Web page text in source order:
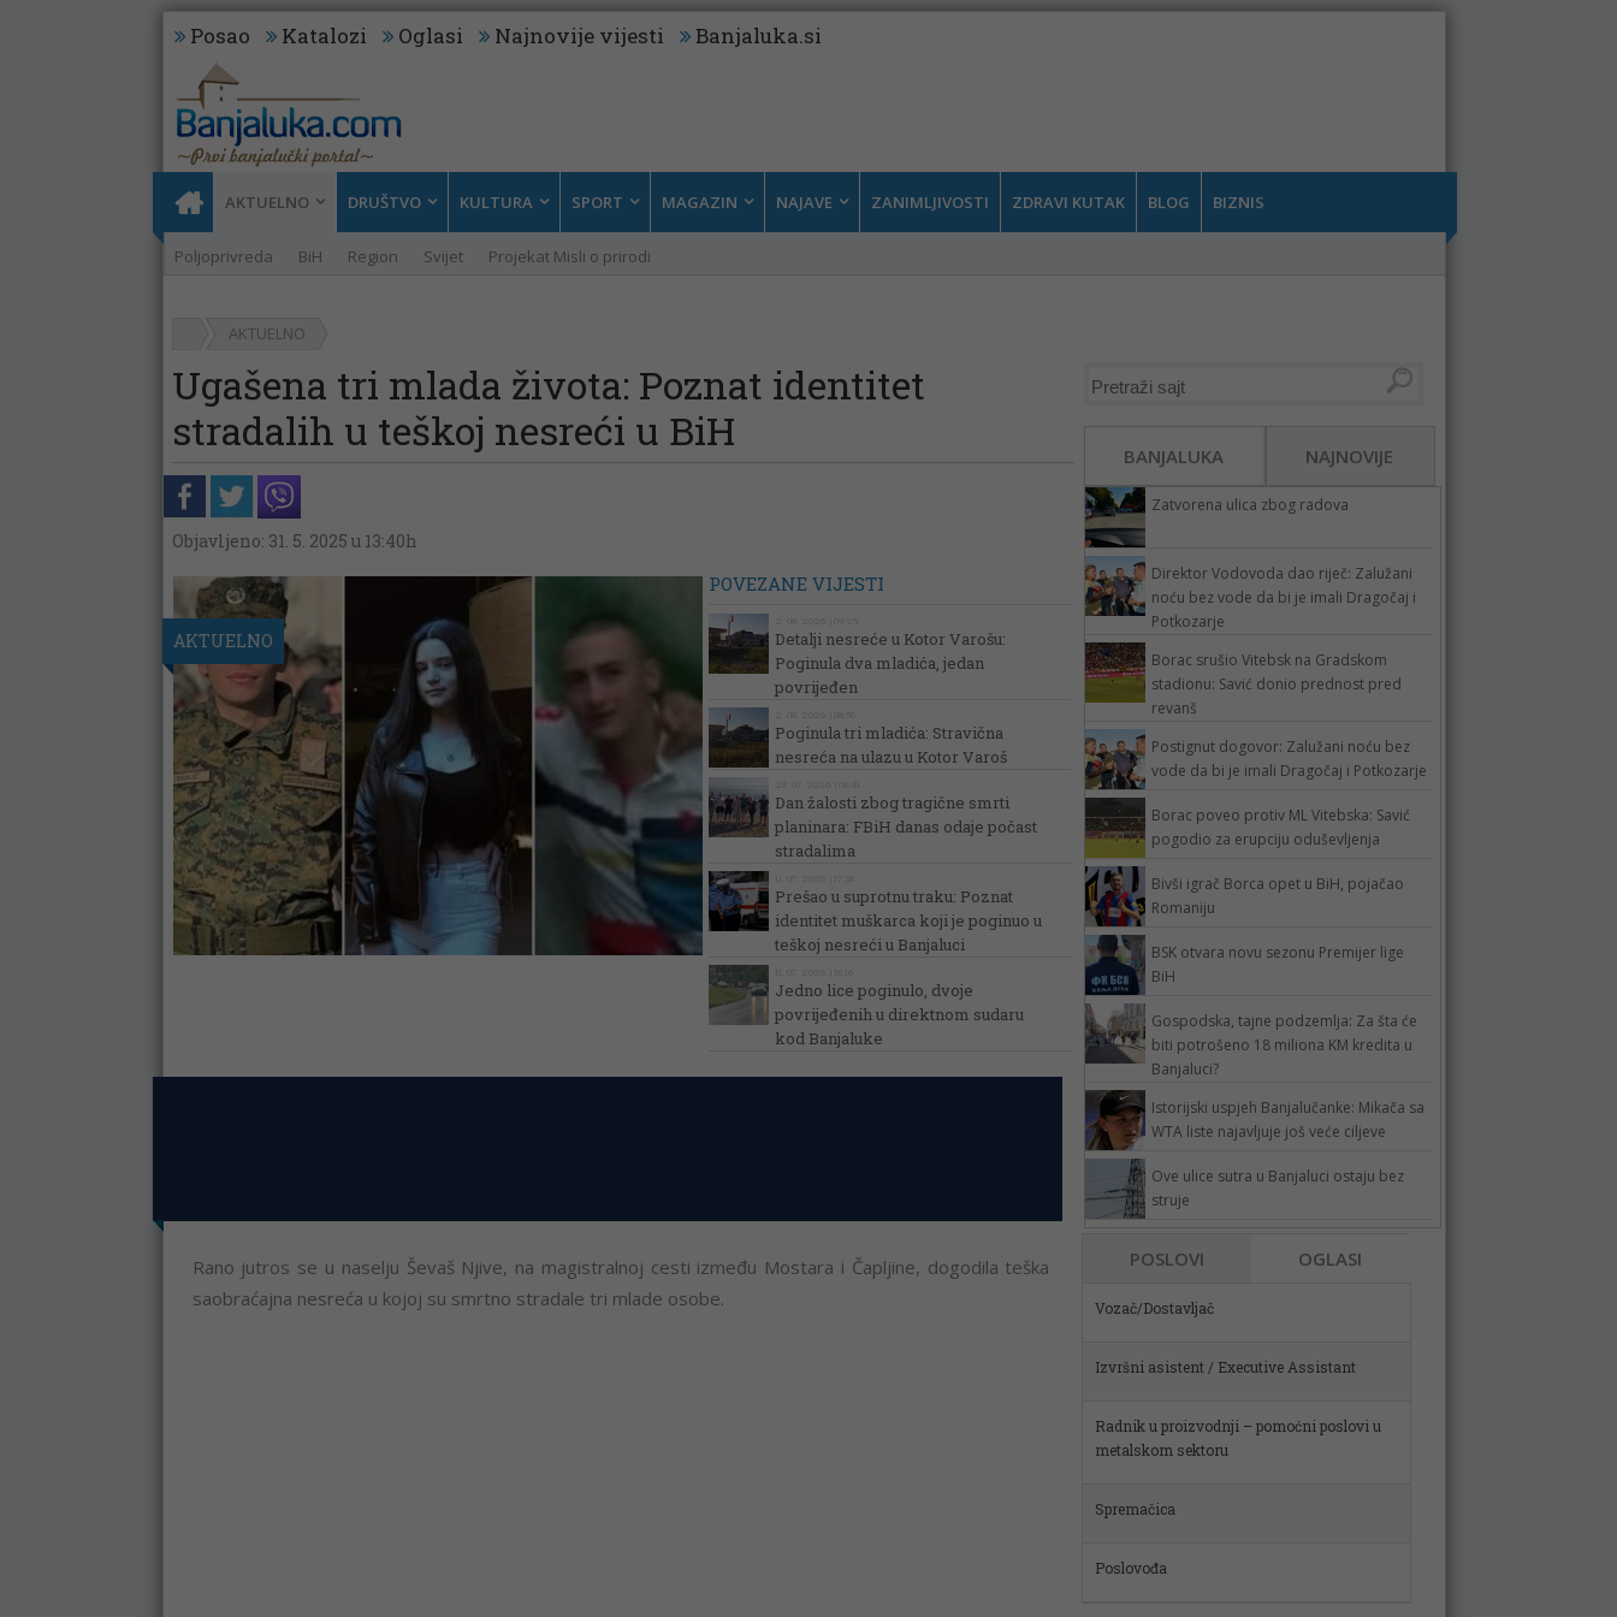
Posao Katalozi Oglasi Najnovije vijesti Banjaluka.si
AKTUELNO
Poljoprivreda BiH Region Svijet Projekat Misli o prirodi
DRUŠTVO KULTURA SPORT MAGAZIN NAJAVE ZANIMLJIVOSTI ZDRAVI KUTAK BLOG BIZNIS
AKTUELNO
Ugašena tri mlada života: Poznat identitet
stradalih u teškoj nesreći u BiH
Objavljeno: 31. 5. 2025 u 13:40h
AKTUELNO
POVEZANE VIJESTI
Detalji nesreće u Kotor Varošu:
Poginula dva mladića, jedan
povrijeđen
Poginula tri mladića: Stravična
nesreća na ulazu u Kotor Varoš
Dan žalosti zbog tragične smrti
planinara: FBiH danas odaje počast
stradalima
Prešao u suprotnu traku: Poznat
identitet muškarca koji je poginuo u
teškoj nesreći u Banjaluci
Jedno lice poginulo, dvoje
povrijeđenih u direktnom sudaru
kod Banjaluke
Rano jutros se u naselju Ševaš Njive, na magistralnoj cesti između Mostara i Čapljine, dogodila teška
saobraćajna nesreća u kojoj su smrtno stradale tri mlade osobe.
BANJALUKA NAJNOVIJE
Zatvorena ulica zbog radova
Direktor Vodovoda dao riječ: Zalužani
noću bez vode da bi je imali Dragočaj i
Potkozarje
Borac srušio Vitebsk na Gradskom
stadionu: Savić donio prednost pred
revanš
Postignut dogovor: Zalužani noću bez
vode da bi je imali Dragočaj i Potkozarje
Borac poveo protiv ML Vitebska: Savić
pogodio za erupciju oduševljenja
Bivši igrač Borca opet u BiH, pojačao
Romaniju
BSK otvara novu sezonu Premijer lige
BiH
Gospodska, tajne podzemlja: Za šta će
biti potrošeno 18 miliona KM kredita u
Banjaluci?
Istorijski uspjeh Banjalučanke: Mikača sa
WTA liste najavljuje još veće ciljeve
Ove ulice sutra u Banjaluci ostaju bez
struje
POSLOVI OGLASI
Vozač/Dostavljač
Izvršni asistent / Executive Assistant
Radnik u proizvodnji – pomoćni poslovi u
Spremačica
Poslovođa
Skladištar (m)